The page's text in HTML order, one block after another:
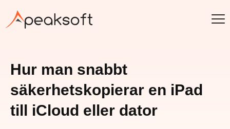
Hur man snabbt
säkerhetskopierar en iPad
till iCloud eller dator